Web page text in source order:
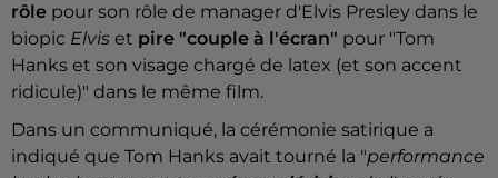
rôle pour son rôle de manager d'Elvis Presley dans le
biopic Elvis et pire "couple à l'écran" pour "Tom
Hanks et son visage chargé de latex (et son accent
ridicule)" dans le même film.
Dans un communiqué, la cérémonie satirique a
indiqué que Tom Hanks avait tourné la "performance